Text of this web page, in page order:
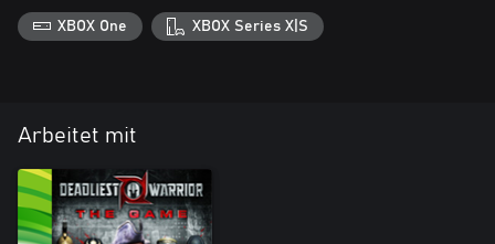
XBOX One XBOX Series X|S
Arbeitet mit